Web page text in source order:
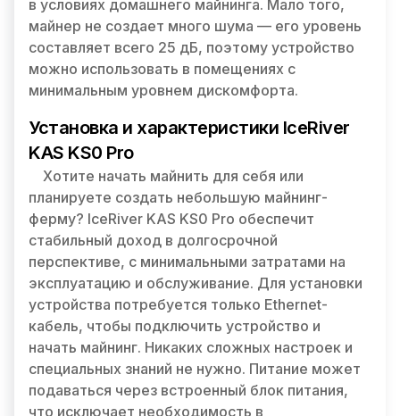
в условиях домашнего майнинга. Мало того,
майнер не создает много шума — его уровень
составляет всего 25 дБ, поэтому устройство
можно использовать в помещениях с
минимальным уровнем дискомфорта.
Установка и характеристики IceRiver
KAS KS0 Pro
Хотите начать майнить для себя или
планируете создать небольшую майнинг-
ферму? IceRiver KAS KS0 Pro обеспечит
стабильный доход в долгосрочной
перспективе, с минимальными затратами на
эксплуатацию и обслуживание. Для установки
устройства потребуется только Ethernet-
кабель, чтобы подключить устройство и
начать майнинг. Никаких сложных настроек и
специальных знаний не нужно. Питание может
подаваться через встроенный блок питания,
что исключает необходимость в